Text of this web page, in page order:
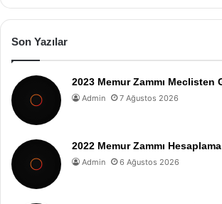
Son Yazılar
2023 Memur Zammı Meclisten
Admin 7 Ağustos 2026
2022 Memur Zammı
Admin 6 Ağustos 2026